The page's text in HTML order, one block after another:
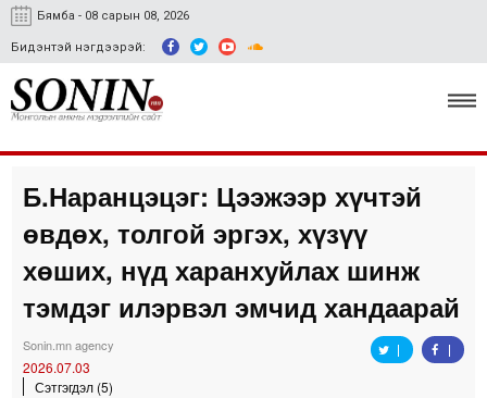
Бямба - 08 сарын 08, 2026
Бидэнтэй нэгдээрэй:
Улс төр, эдийн засаг
Гэмт хэрэг
Нийгэм, соёл
Б.Наранцэцэг: Цээжээр хүчтэй
өвдөх, толгой эргэх, хүзүү
хөших, нүд харанхуйлах шинж
тэмдэг илэрвэл эмчид хандаарай
Sonin.mn agency
2026.07.03
Сэтгэгдэл (5)